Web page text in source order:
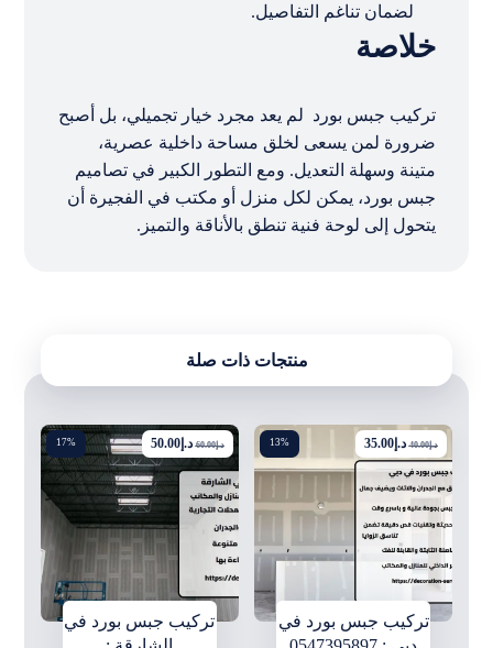
لضمان تناغم التفاصيل.
خلاصة
تركيب جبس بورد لم يعد مجرد خيار تجميلي، بل أصبح
ضرورة لمن يسعى لخلق مساحة داخلية عصرية،
متينة وسهلة التعديل. ومع التطور الكبير في تصاميم
جبس بورد، يمكن لكل منزل أو مكتب في الفجيرة أن
يتحول إلى لوحة فنية تنطق بالأناقة والتميز.
منتجات ذات صلة
13%
تركيب جبس بورد في
د.إ40.00 د.إ35.00
17%
تركيب جبس بورد في
د.إ60.00 د.إ50.00